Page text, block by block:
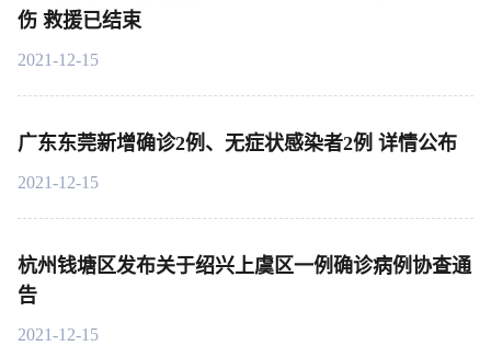
伤 救援已结束
2021-12-15
广东东莞新增确诊2例、无症状感染者2例 详情公布
2021-12-15
杭州钱塘区发布关于绍兴上虞区一例确诊病例协查通
告
2021-12-15